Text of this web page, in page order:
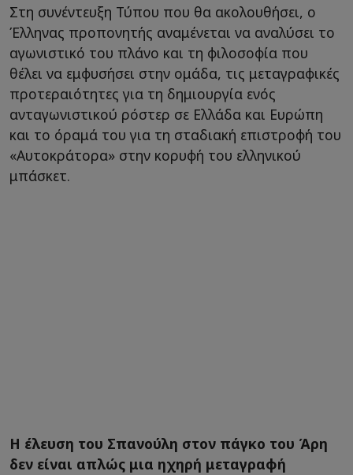
Στη συνέντευξη Τύπου που θα ακολουθήσει, ο
Έλληνας προπονητής αναμένεται να αναλύσει το
αγωνιστικό του πλάνο και τη φιλοσοφία που
θέλει να εμφυσήσει στην ομάδα, τις μεταγραφικές
προτεραιότητες για τη δημιουργία ενός
ανταγωνιστικού ρόστερ σε Ελλάδα και Ευρώπη
και το όραμά του για τη σταδιακή επιστροφή του
«Αυτοκράτορα» στην κορυφή του ελληνικού
μπάσκετ.
Η έλευση του Σπανούλη στον πάγκο του Άρη
δεν είναι απλώς μια ηχηρή μεταγραφή